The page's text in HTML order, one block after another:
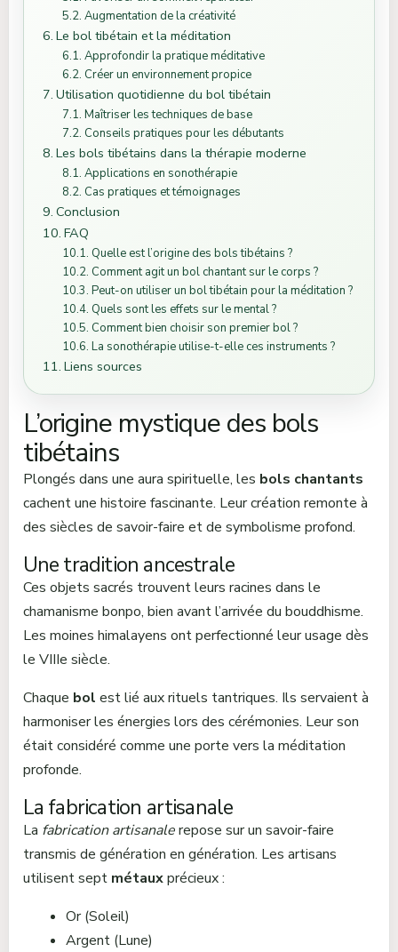
Augmentation de la créativité
Le bol tibétain et la méditation
Approfondir la pratique méditative
Créer un environnement propice
Utilisation quotidienne du bol tibétain
Maîtriser les techniques de base
Conseils pratiques pour les débutants
Les bols tibétains dans la thérapie moderne
Applications en sonothérapie
Cas pratiques et témoignages
Conclusion
FAQ
Quelle est l’origine des bols tibétains ?
Comment agit un bol chantant sur le corps ?
Peut-on utiliser un bol tibétain pour la méditation ?
Quels sont les effets sur le mental ?
Comment bien choisir son premier bol ?
La sonothérapie utilise-t-elle ces instruments ?
Liens sources
L’origine mystique des bols
tibétains
Plongés dans une aura spirituelle, les bols chantants
cachent une histoire fascinante. Leur création remonte à
des siècles de savoir-faire et de symbolisme profond.
Une tradition ancestrale
Ces objets sacrés trouvent leurs racines dans le
chamanisme bonpo, bien avant l’arrivée du bouddhisme.
Les moines himalayens ont perfectionné leur usage dès
le VIIIe siècle.
Chaque bol est lié aux rituels tantriques. Ils servaient à
harmoniser les énergies lors des cérémonies. Leur son
était considéré comme une porte vers la méditation
profonde.
La fabrication artisanale
La fabrication artisanalerepose sur un savoir-faire
transmis de génération en génération. Les artisans
utilisent sept métauxprécieux :
Or (Soleil)
Argent (Lune)